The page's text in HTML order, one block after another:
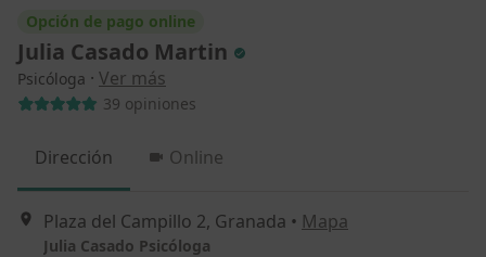
Opción de pago online
Julia Casado Martin
Psicóloga · Ver más
39 opiniones
Dirección Online
Plaza del Campillo 2, Granada • Mapa
Julia Casado Psicóloga